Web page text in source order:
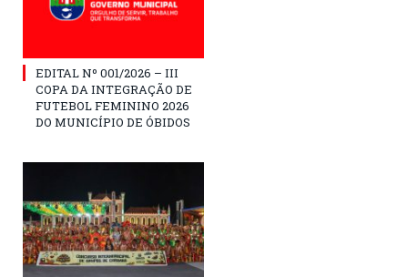
EDITAL Nº 001/2026 – III
COPA DA INTEGRAÇÃO DE
FUTEBOL FEMININO 2026
DO MUNICÍPIO DE ÓBIDOS